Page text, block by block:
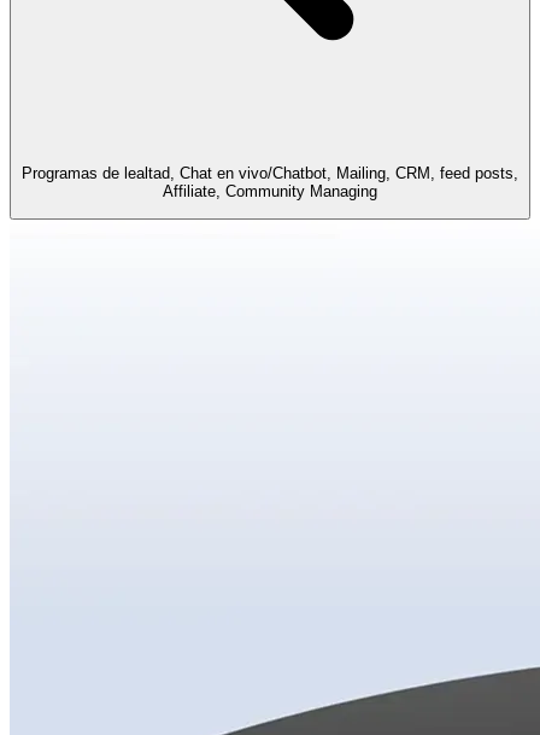
Programas de lealtad, Chat en vivo/Chatbot, Mailing, CRM, feed posts,
Affiliate, Community Managing